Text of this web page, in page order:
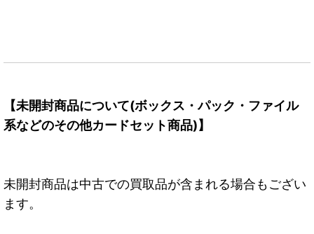
【未開封商品について(ボックス・パック・ファイル
系などのその他カードセット商品)】
未開封商品は中古での買取品が含まれる場合もござい
ます。